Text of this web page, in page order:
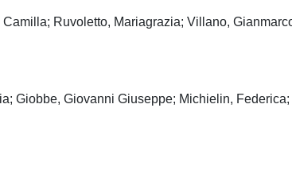
Ruvoletto, Mariagrazia; Villano,
Giobbe, Giovanni Giuseppe; Michielin,